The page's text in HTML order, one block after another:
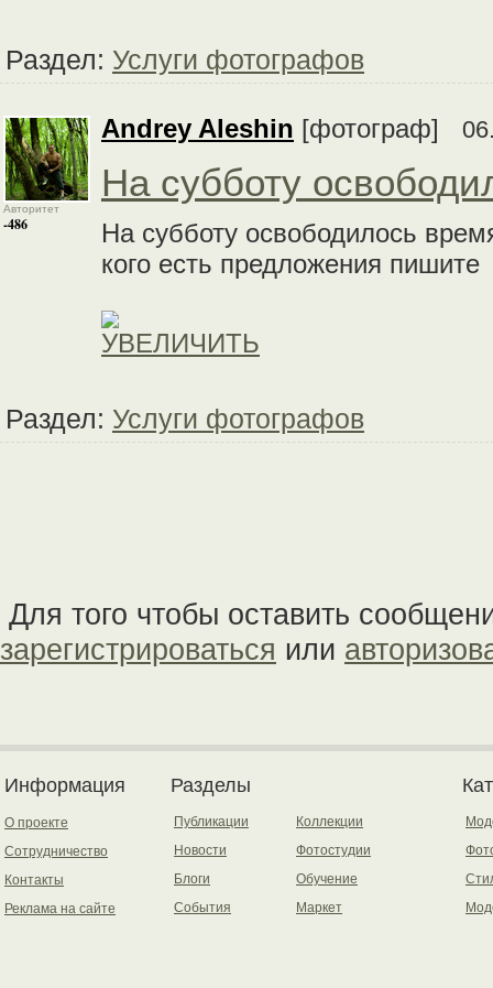
Раздел: Услуги фотографов
Авторитет
-486
Andrey Aleshin [фотограф]
На субботу
На субботу освободилось
кого есть предложения пишите
Раздел: Услуги фотографов
Для того чтобы оставить
зарегистрироваться или
Информация
О проекте
Сотрудничество
Контакты
Реклама на сайте
Разделы
Публикации
Новости
Блоги
События
Коллекции
Фотостудии
Обучение
Маркет